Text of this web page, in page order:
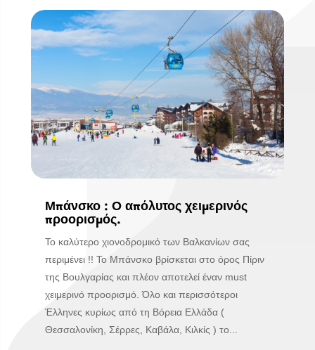
Μπάνσκο : Ο απόλυτος χειμερινός
προορισμός.
Το καλύτερο χιονοδρομικό των Βαλκανίων σας
περιμένει !! Το Μπάνσκο βρίσκεται στο όρος Πίριν
της Βουλγαρίας και πλέον αποτελεί έναν must
χειμερινό προορισμό. Όλο και περισσότεροι
Έλληνες κυρίως από τη Βόρεια Ελλάδα (
Θεσσαλονίκη, Σέρρες, Καβάλα, Κιλκίς ) το...